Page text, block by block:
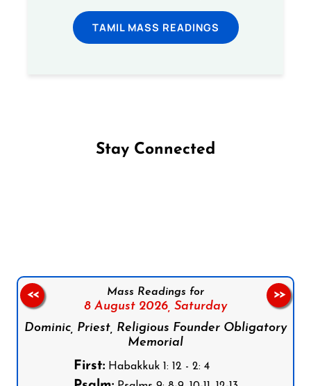
TAMIL MASS READINGS
Stay Connected
Mass Readings for
8 August 2026, Saturday
Dominic, Priest, Religious Founder Obligatory
Memorial
First:Habakkuk 1: 12 - 2: 4
<< >>